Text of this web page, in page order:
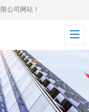
公司网站！